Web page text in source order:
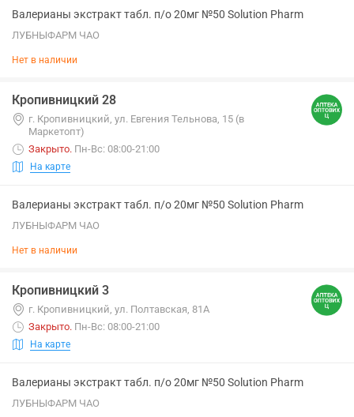
Валерианы экстракт табл. п/о 20мг №50 Solution Pharm
ЛУБНЫФАРМ ЧАО
Нет в наличии
Кропивницкий 28
г. Кропивницкий, ул. Евгения Тельнова, 15 (в
Маркетопт)
Закрыто. Пн-Вс: 08:00-21:00
На карте
Валерианы экстракт табл. п/о 20мг №50 Solution Pharm
ЛУБНЫФАРМ ЧАО
Нет в наличии
Кропивницкий 3
г. Кропивницкий, ул. Полтавская, 81А
Закрыто. Пн-Вс: 08:00-21:00
На карте
Валерианы экстракт табл. п/о 20мг №50 Solution Pharm
ЛУБНЫФАРМ ЧАО